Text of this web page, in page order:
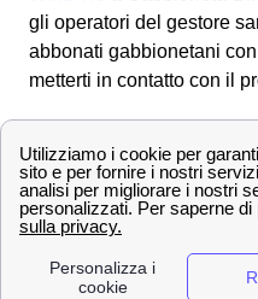
gli operatori del gestore
abbonati gabbionetani
metterti in contatto con il
800 900 134
[email protected]